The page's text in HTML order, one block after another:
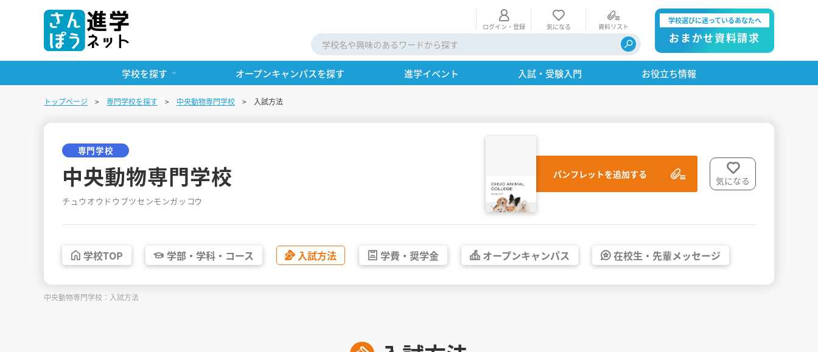
ログイン・登録 気になる 資料リスト
学校選びに迷っているあなたへ
おまかせ資料請求
学校を探す オープンキャンパスを探す 進学イベント 入試・受験入門 お役立ち情報
トップページ 専門学校を探す 中央動物専門学校 入試方法
専門学校
中央動物専門学校
チュウオウドウブツセンモンガッコウ
パンフレットを追加する
気になる
学校TOP 学部・ 学科・ コース 入試方法 学費・ 奨学金 オープンキャンパス 在校生・ 先輩メッセージ
中央動物専門学校：入試方法